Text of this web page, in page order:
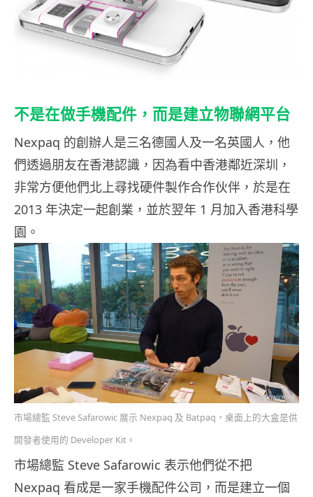
不是在做手機配件，而是建立物聯網平台
Nexpaq 的創辦人是三名德國人及一名英國人，他
們透過朋友在香港認識，因為看中香港鄰近深圳，
非常方便他們北上尋找硬件製作合作伙伴，於是在
2013 年決定一起創業，並於翌年 1 月加入香港科學
園。
市場總監 Steve Safarowic 展示 Nexpaq 及 Batpaq，桌面上的大盒是供
開發者使用的 Developer Kit。
市場總監 Steve Safarowic 表示他們從不把
Nexpaq 看成是一家手機配件公司，而是建立一個